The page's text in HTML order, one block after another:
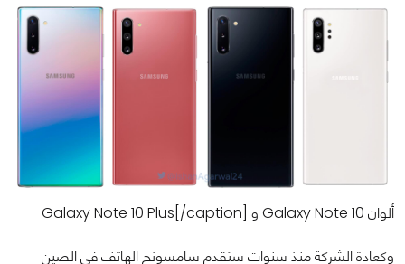
ألوان Galaxy Note 10 و Galaxy Note 10 Plus[/caption]
وكعادة الشركة منذ سنوات ستقدم سامسونج الهاتف في الصين